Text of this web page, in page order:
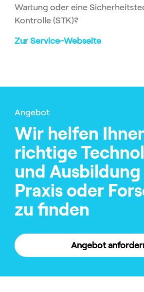
Wartung oder eine
Kontrolle (STK)?
Zur Service-Webseite
Angebot
Wir helfen
richtige
und
Praxis oder
zu finden
Angebot